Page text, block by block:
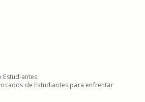
de Estudiantes para enfrentar